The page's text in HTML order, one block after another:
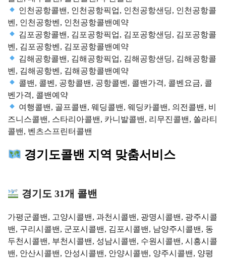
인천공항콜밴, 인천공항픽업, 인천공항샌딩, 인천공항콜
벤, 인천공항벤, 인천공항콜밴예약
김포공항콜밴, 김포공항픽업, 김포공항샌딩, 김포공항콜
벤, 김포공항벤, 김포공항콜밴예약
김해공항콜밴, 김해공항픽업, 김해공항샌딩, 김해공항콜
벤, 김해공항벤, 김해공항콜밴예약
콜밴, 콜벤, 공항콜밴, 공항콜벤, 콜밴가격, 콜벤요금, 콜
벤가격, 콜밴예약
여행콜밴, 골프콜밴, 웨딩콜밴, 웨딩카콜밴, 의전콜밴, 비
즈니스콜밴, 스타리아콜밴, 카니발콜밴, 리무진콜밴, 쏠라티
콜밴, 벤츠스프린터콜밴
경기도콜밴 지역 맞춤서비스
경기도 31개 콜밴
가평군콜밴, 고양시콜밴, 과천시콜밴, 광명시콜밴, 광주시콜
밴, 구리시콜밴, 군포시콜밴, 김포시콜밴, 남양주시콜밴, 동
두천시콜밴, 부천시콜밴, 성남시콜밴, 수원시콜밴, 시흥시콜
밴, 안산시콜밴, 안성시콜밴, 안양시콜밴, 양주시콜밴, 양평